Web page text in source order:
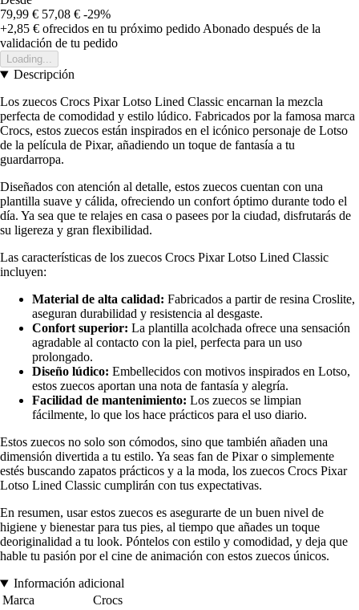
79,99 € 57,08 € -29%
+2,85 € ofrecidos en tu próximo pedido Abonado después de la
validación de tu pedido
Loading...
Descripción
Los zuecos Crocs Pixar Lotso Lined Classic encarnan la mezcla
perfecta de comodidad y estilo lúdico. Fabricados por la famosa marca
Crocs, estos zuecos están inspirados en el icónico personaje de Lotso
de la película de Pixar, añadiendo un toque de fantasía a tu
guardarropa.
Diseñados con atención al detalle, estos zuecos cuentan con una
plantilla suave y cálida, ofreciendo un confort óptimo durante todo el
día. Ya sea que te relajes en casa o pasees por la ciudad, disfrutarás de
su ligereza y gran flexibilidad.
Las características de los zuecos Crocs Pixar Lotso Lined Classic
incluyen:
Material de alta calidad: Fabricados a partir de resina Croslite,
aseguran durabilidad y resistencia al desgaste.
Confort superior: La plantilla acolchada ofrece una sensación
agradable al contacto con la piel, perfecta para un uso
prolongado.
Diseño lúdico: Embellecidos con motivos inspirados en Lotso,
estos zuecos aportan una nota de fantasía y alegría.
Facilidad de mantenimiento: Los zuecos se limpian
fácilmente, lo que los hace prácticos para el uso diario.
Estos zuecos no solo son cómodos, sino que también añaden una
dimensión divertida a tu estilo. Ya seas fan de Pixar o simplemente
estés buscando zapatos prácticos y a la moda, los zuecos Crocs Pixar
Lotso Lined Classic cumplirán con tus expectativas.
En resumen, usar estos zuecos es asegurarte de un buen nivel de
higiene y bienestar para tus pies, al tiempo que añades un toque
deoriginalidad a tu look. Póntelos con estilo y comodidad, y deja que
hable tu pasión por el cine de animación con estos zuecos únicos.
Información adicional
Marca
Crocs